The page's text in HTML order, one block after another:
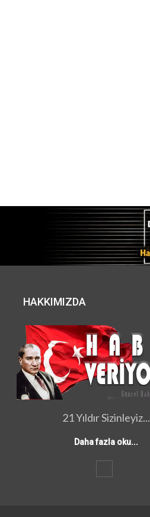
HAKKIMIZDA
21 Yıldır Sizinleyiz...
Daha fazla oku...